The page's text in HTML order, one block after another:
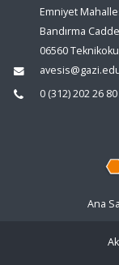
Emniyet
Bandırma
06560
0 (312) 202 26 80
Ana